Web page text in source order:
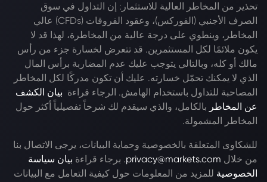
تحذير من المخاطر العالية للاستثمار: إن التداول في سوق
الصرف الأجنبي (الفوركس)، وعقود الفروقات (CFDs) عالي
المخاطر، وينطوي على درجة عالية من المخاطرة، لهذا قد لا
يكون ملائمًا لكل المستثمرين. قد تتعرض لخسارة جزء من رأس
مالك أو كله، وبالتالي يتوجب عليك عدم المضاربة برأس المال
الذي لا يمكنك تحمّل خسارته. عليك أن تكون مدركًا لكل المخاطر
المصاحبة للتداول باستخدام الهامش. الرجاء قراءة بيان الكشف
عن المخاطر بالكامل، والذي سيقدم لك شرحاً تفصيلياً أكثر حول
المخاطر المشمولة.
للشكاوى المتعلقة بالخصوصية وحماية البيانات، يرجى الاتصال بنا
من خلال privacy@markets.com. برجاء قراءة بيان سياسة
الخصوصية للمزيد من المعلومات حول كيفية التعامل مع البيانات